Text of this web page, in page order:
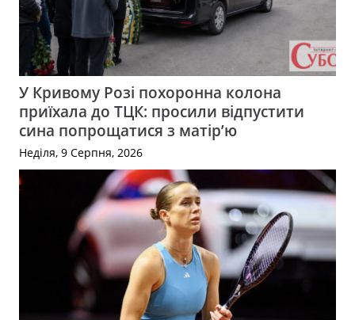
У Кривому Розі похоронна колона
приїхала до ТЦК: просили відпустити
сина попрощатися з матір’ю
Неділя, 9 Серпня, 2026